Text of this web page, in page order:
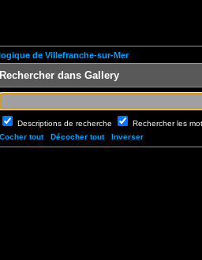
de Villefranche-sur-Mer
Rechercher dans Gallery
Descriptions de recherche
Rechercher les
Cocher tout
Décocher tout Inverser